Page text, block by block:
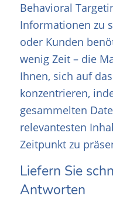
Behavioral
Informationen zu
oder Kunden
wenig Zeit – die
Ihnen, sich auf
konzentrieren,
gesammelten
relevantesten
Zeitpunkt zu
Liefern Sie
Antworten